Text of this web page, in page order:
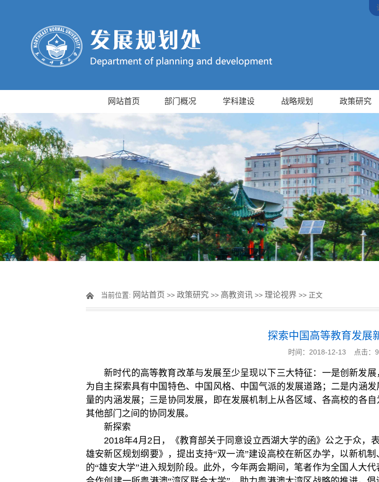
网站首页 部门概况 学科建设 战略规划 政策研究
当前位置: 网站首页 >> 政策研究 >> 高教资讯 >> 理论视界 >> 正文
探索中国高等教育发展
时间：2018-12-13 点击：
新时代的高等教育改革与发展至少呈现以下三大特征：一是创新发
为自主探索具有中国特色、中国风格、中国气派的发展道路；二是内涵
量的内涵发展；三是协同发展，即在发展机制上从各区域、各高校的各
其他部门之间的协同发展。
新探索
2018年4月 2日，《教育部关于同意设立西湖大学的函》公之于众，
雄安新区规划纲要》，提出支持“双一流”建设高校在新区办学，以新机
的“雄安大学”进入规划阶段。此外，今年两会期间，笔者作为全国人大